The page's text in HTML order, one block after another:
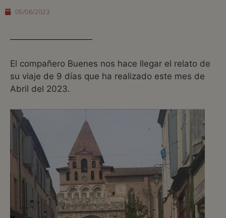
05/06/2023
El compañero Buenes nos hace llegar el relato de
su viaje de 9 días que ha realizado este mes de
Abril del 2023.